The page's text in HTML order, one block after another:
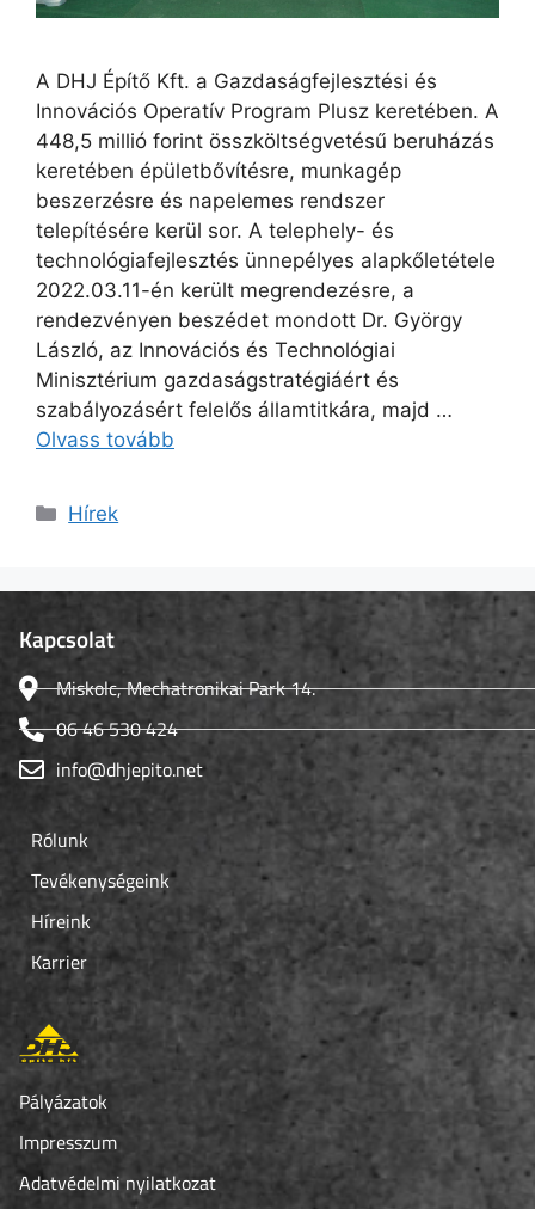
A DHJ Építő Kft. a Gazdaságfejlesztési és
Innovációs Operatív Program Plusz keretében. A
448,5 millió forint összköltségvetésű beruházás
keretében épületbővítésre, munkagép
beszerzésre és napelemes rendszer
telepítésére kerül sor. A telephely- és
technológiafejlesztés ünnepélyes alapkőletétele
2022.03.11-én került megrendezésre, a
rendezvényen beszédet mondott Dr. György
László, az Innovációs és Technológiai
Minisztérium gazdaságstratégiáért és
szabályozásért felelős államtitkára, majd …
Olvass tovább
Hírek
Kapcsolat
Miskolc, Mechatronikai Park 14.
06 46 530 424
info@dhjepito.net
Rólunk
Tevékenységeink
Híreink
Karrier
Pályázatok
Impresszum
Adatvédelmi nyilatkozat